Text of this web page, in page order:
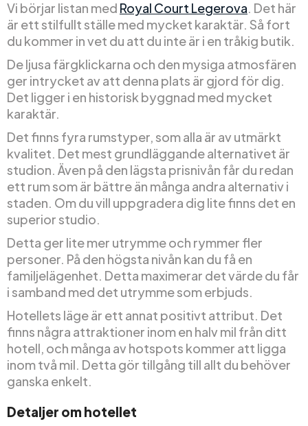
Vi börjar listan med Royal Court Legerova. Det här
är ett stilfullt ställe med mycket karaktär. Så fort
du kommer in vet du att du inte är i en tråkig butik.
De ljusa färgklickarna och den mysiga atmosfären
ger intrycket av att denna plats är gjord för dig.
Det ligger i en historisk byggnad med mycket
karaktär.
Det finns fyra rumstyper, som alla är av utmärkt
kvalitet. Det mest grundläggande alternativet är
studion. Även på den lägsta prisnivån får du redan
ett rum som är bättre än många andra alternativ i
staden. Om du vill uppgradera dig lite finns det en
superior studio.
Detta ger lite mer utrymme och rymmer fler
personer. På den högsta nivån kan du få en
familjelägenhet. Detta maximerar det värde du får
i samband med det utrymme som erbjuds.
Hotellets läge är ett annat positivt attribut. Det
finns några attraktioner inom en halv mil från ditt
hotell, och många av hotspots kommer att ligga
inom två mil. Detta gör tillgång till allt du behöver
ganska enkelt.
Detaljer om hotellet